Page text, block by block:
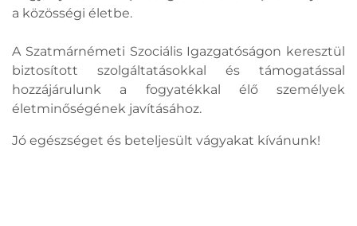
a közösségi életbe.
A Szatmárnémeti Szociális Igazgatóságon keresztül
biztosított szolgáltatásokkal és támogatással
hozzájárulunk a fogyatékkal élő személyek
életminőségének javításához.
Jó egészséget és beteljesült vágyakat kívánunk!